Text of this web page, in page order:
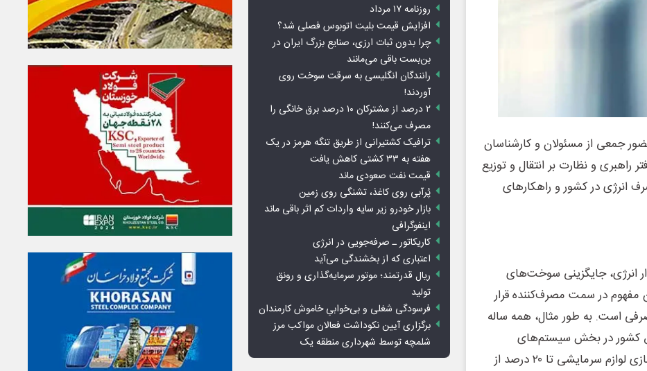
روز دوشنبه با حضور جمعی از مسئولان و کارشناسان
راهبری و نظارت بر انتقال و توزیع
انرژی در کشور و راهکارهای
انرژی، جایگزینی سوخت‌های
مفهوم در سمت مصرف‌کننده قرار
است. به طور مثال، همه ساله
از کل انرژی برق کشور در بخش سیستم‌های
سرمایشی مصرف می‌شود که می‌توانیم از طریق بهینه‌سازی لوازم سرمایشی تا ۲۰ درصد از
روزنامه ۱۷ مرداد
افزایش قیمت بلیت اتوبوس فصلی شد؟
چرا بدون ثبات ارزی، صنایع بزرگ ایران در
بن‌بست باقی می‌مانند
رانندگان انگلیسی به سرقت سوخت روی
آوردند!
۲ درصد از مشترکان ۱۰ درصد برق خانگی را
مصرف می‌کنند!
ترافیک کشتیرانی از طریق تنگه هرمز در یک
هفته به ۳۳ کشتی کاهش یافت
قیمت نفت صعودی ماند
پُرآبی روی کاغذ، تشنگی روی زمین
بازار خودرو زیر سایه واردات کم اثر باقی ماند
اینفوگرافی
کاریکاتور ـ صرفه‌جویی در انرژی
اعتباری که از بخشندگی می‌آید
ریال قدرتمند؛ موتور سرمایه‌گذاری و رونق
تولید
فرسودگی شغلی و بی‌خوابیِ خاموش کارمندان
برگزاری آیین نکوداشت فعالان مواکب مرز
شلمچه توسط شهرداری منطقه یک